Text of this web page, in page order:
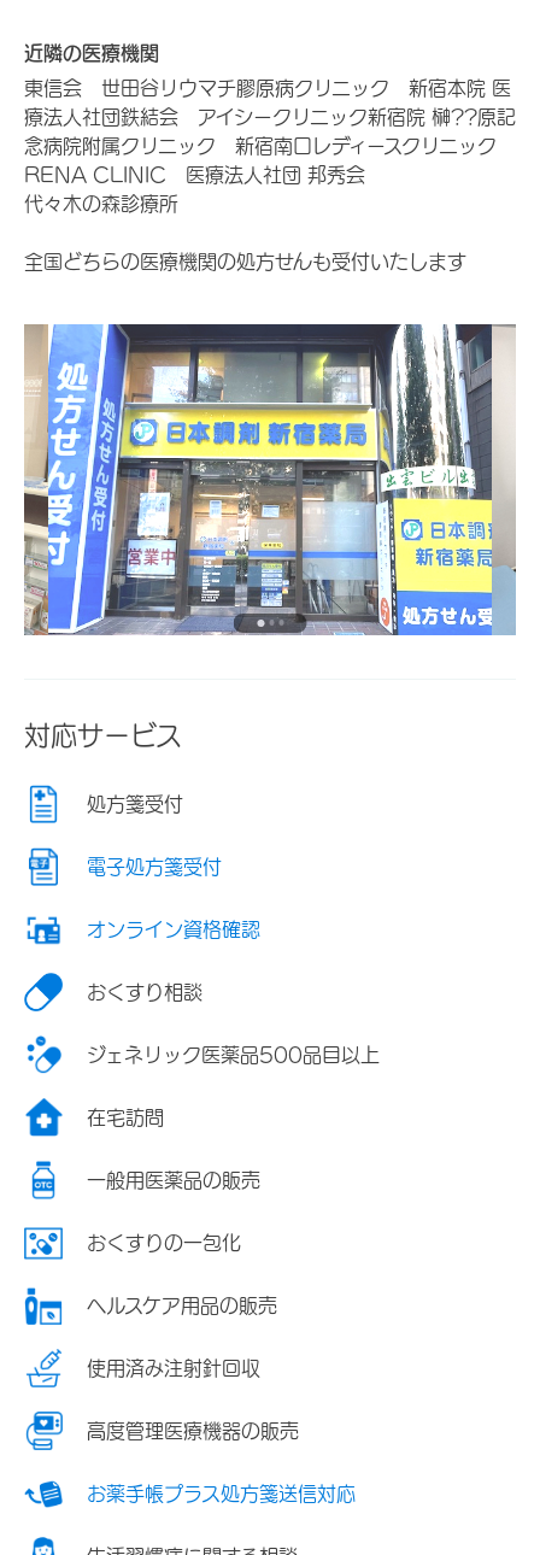
近隣の医療機関
東信会 世田谷リウマチ膠原病クリニック 新宿本院 医
療法人社団鉄結会 アイシークリニック新宿院 榊??原記
念病院附属クリニック 新宿南口レディースクリニック
RENA CLINIC 医療法人社団 邦秀会
代々木の森診療所
全国どちらの医療機関の処方せんも受付いたします
対応サービス
処方箋受付
電子処方箋受付
オンライン資格確認
おくすり相談
ジェネリック医薬品500品目以上
在宅訪問
一般用医薬品の販売
おくすりの一包化
ヘルスケア用品の販売
使用済み注射針回収
高度管理医療機器の販売
お薬手帳プラス処方箋送信対応